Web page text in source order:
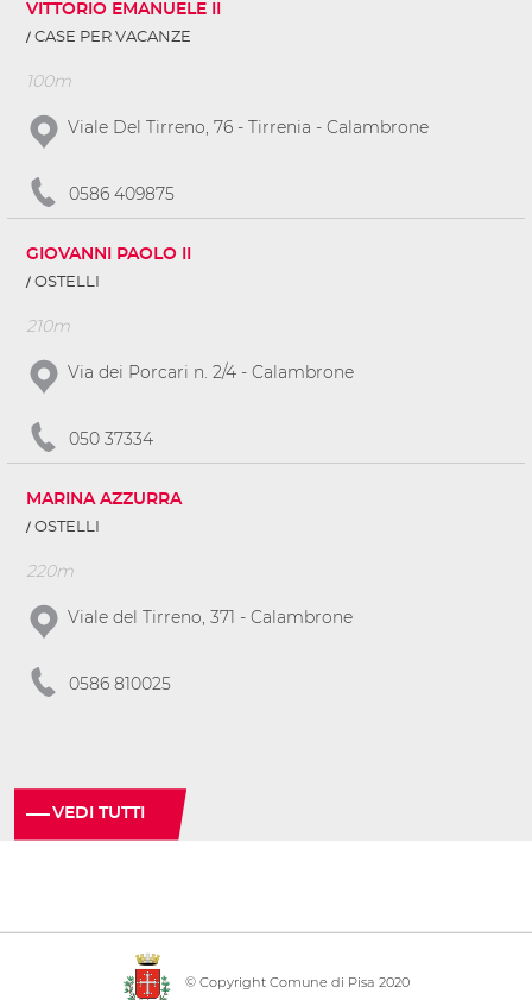
VITTORIO EMANUELE II
CASE PER VACANZE
100m
Viale Del Tirreno, 76 - Tirrenia - Calambrone
0586 409875
GIOVANNI PAOLO II
OSTELLI
210m
Via dei Porcari n. 2/4 - Calambrone
050 37334
MARINA AZZURRA
OSTELLI
220m
Viale del Tirreno, 371 - Calambrone
0586 810025
VEDI TUTTI
© Copyright Comune di Pisa 2020